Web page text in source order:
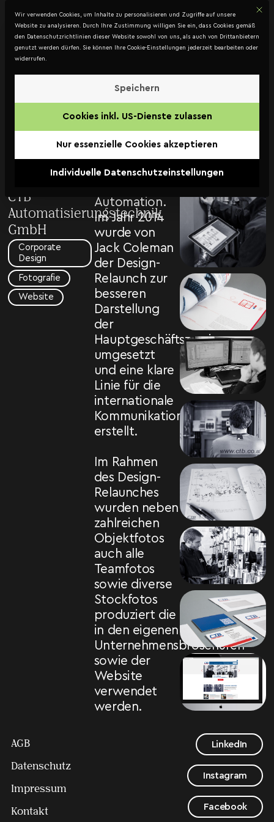
Kontakt
CTB
Automatisierungs­
technik
GmbH –
Corporate
Design
CTB
Automatisierungstechnik
GmbH
Corporate
Design
Fotografie
Website
Die CTB
GmbH zählt zu
den führenden
Betrieben im
Automation.
Im Jahr 2014
wurde von
Jack Coleman
der Design-
Relaunch zur
besseren
Darstellung
der
Hauptgeschäftszweige
umgesetzt
und eine klare
Linie für die
internationale
Kommunikation
erstellt.
Im Rahmen
des Design-
Relaunches
wurden neben
zahlreichen
Objektfotos
auch alle
Teamfotos
sowie diverse
Stockfotos
produziert die
in den eigenen
Unternehmensbroschüren
sowie der
Website
verwendet
werden.
AGB
Datenschutz
Impressum
Kontakt
LinkedIn
Instagram
Facebook
Mit
DATENSCHUTZ
Wir verwenden Cookies, um Inhalte zu personalisieren und Zugriffe auf unsere
Website zu analysieren. Durch Ihre Zustimmung willigen Sie ein, dass Cookies gemäß
den Datenschutzrichtlinien dieser Website sowohl von uns, als auch von Drittanbietern
genutzt werden dürfen. Sie können Ihre Cookie-Einstellungen jederzeit bearbeiten oder
widerrufen.
Speichern
Cookies inkl. US-Dienste zulassen
Nur essenzielle Cookies akzeptieren
Individuelle Datenschutzeinstellungen